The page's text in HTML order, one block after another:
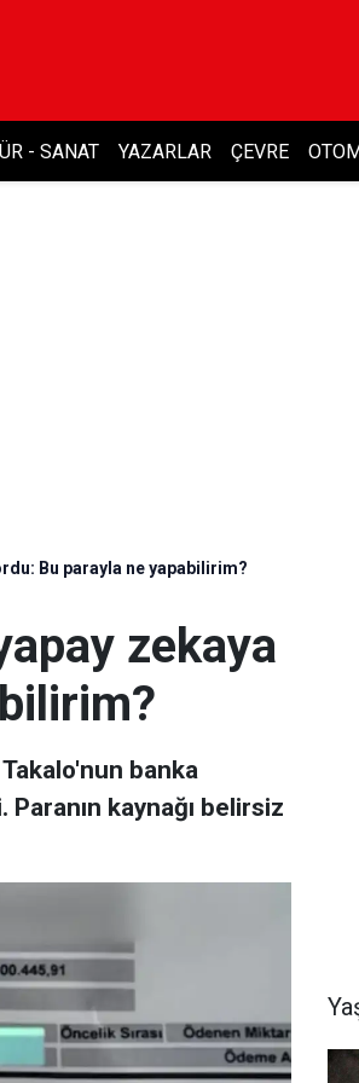
- SANAT YAZARLAR ÇEVRE
Bu parayla ne yapabilirim?
zekaya
banka
kaynağı belirsiz